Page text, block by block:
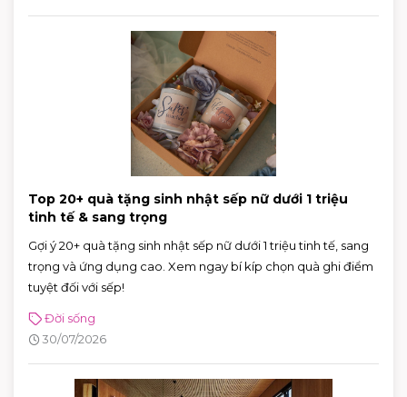
Top 20+ quà tặng sinh nhật sếp nữ dưới 1 triệu
tinh tế & sang trọng
Gợi ý 20+ quà tặng sinh nhật sếp nữ dưới 1 triệu tinh tế, sang
trọng và ứng dụng cao. Xem ngay bí kíp chọn quà ghi điểm
tuyệt đối với sếp!
Đời sống
30/07/2026